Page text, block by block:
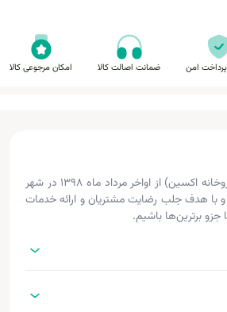
امن ضمانت اصالت کالا امکان مرجوعی کالا
داروخانه دکتر زرگری (داروخانه اکسین) از اواخر مرداد ماه ۱۳۹۸ در شهر
و با هدف جلب رضایت مشتریان و ارائه خدمات
جزو برترین‌ها باشیم.